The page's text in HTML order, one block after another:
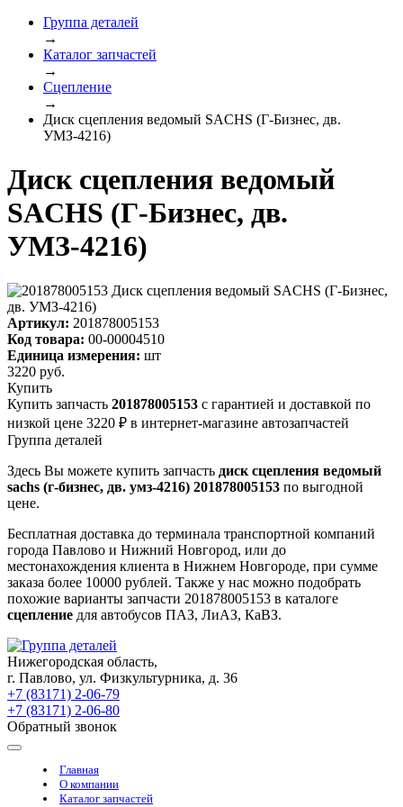
Группа деталей
→
Каталог запчастей
→
Сцепление
→
Диск сцепления ведомый SACHS (Г-Бизнес, дв.
УМЗ-4216)
Диск сцепления ведомый
SACHS (Г-Бизнес, дв.
УМЗ-4216)
Артикул: 201878005153
Код товара: 00-00004510
Единица измерения: шт
3220 руб.
Купить
Купить запчасть 201878005153 с гарантией и доставкой по
низкой цене 3220 ₽ в интернет-магазине автозапчастей
Группа деталей
Здесь Вы можете купить запчасть диск сцепления ведомый
sachs (г-бизнес, дв. умз-4216) 201878005153 по выгодной
цене.
Бесплатная доставка до терминала транспортной компаний
города Павлово и Нижний Новгород, или до
местонахождения клиента в Нижнем Новгороде, при сумме
заказа более 10000 рублей. Также у нас можно подобрать
похожие варианты запчасти 201878005153 в каталоге
сцепление для автобусов ПАЗ, ЛиАЗ, КаВЗ.
Нижегородская область,
г. Павлово, ул. Физкультурника, д. 36
+7 (83171) 2-06-79
+7 (83171) 2-06-80
Обратный звонок
Главная
О компании
Каталог запчастей